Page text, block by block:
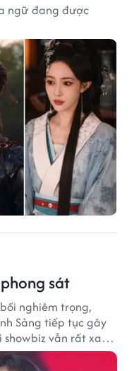
ngữ đang được
sát
nghiêm trọng,
Sảng tiếp tục gây
vẫn rất xa